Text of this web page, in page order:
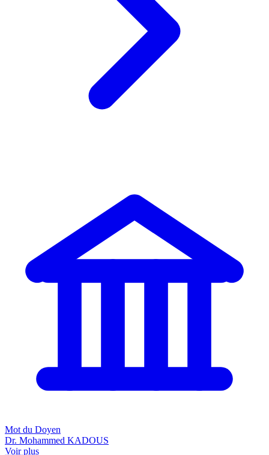
Mot du Doyen
Dr. Mohammed KADOUS
Voir plus